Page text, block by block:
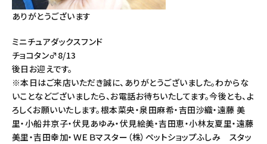
ありがとうございます
ミニチュアダックスフンド
チョコタン♂8/13
後日お迎えです。
※本日はご来店いただき誠に、ありがとうございました。わからな
いことなどございましたら、お電話お待ちいたしてます。今後とも、よ
ろしくお願いいたします。根本菜央・泉田麻希・吉田沙織・遠藤 美
里・小船井京子・伏見あゆみ・伏見絵美・吉田恵・小林友夏里・遠藤
美里・吉田幸加・ＷＥＢマスター（株）ペットショップふしみ スタッ